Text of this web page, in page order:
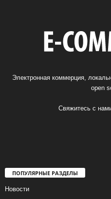
Электронная коммерция,
open
Свяжитесь с
ПОПУЛЯРНЫЕ РАЗДЕЛЫ
Новости